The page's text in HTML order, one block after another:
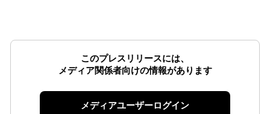
このプレスリリースには、
メディア関係者向けの情報があります
メディアユーザーログイン